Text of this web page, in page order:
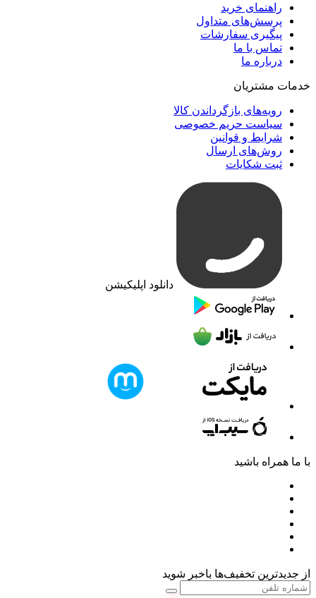
راهنمای خرید
پرسش‌های متداول
پیگیری سفارشات
تماس با ما
درباره ما
خدمات مشتریان
رویه‌های بازگرداندن کالا
سیاست حریم خصوصی
شرایط و قوانین
روش‌های ارسال
ثبت شکایات
دانلود اپلیکیشن
با ما همراه باشید
از جدیدترین تخفیف‌ها باخبر شوید